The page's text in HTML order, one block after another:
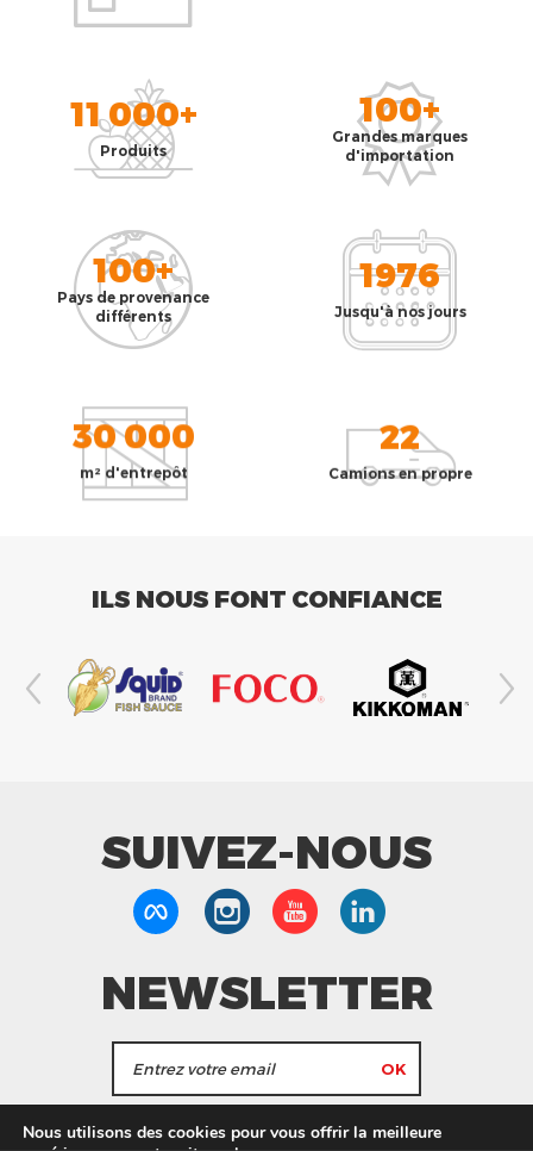
11 000+
Produits
100+
Grandes marques
d'importation
100+
Pays de provenance
différents
1976
Jusqu'à nos jours
30 000
m² d'entrepôt
22
Camions en propre
ILS NOUS FONT CONFIANCE
SUIVEZ-NOUS
NEWSLETTER
J'accepte de recevoir les actualités et les
Nous utilisons des cookies pour vous offrir la meilleure